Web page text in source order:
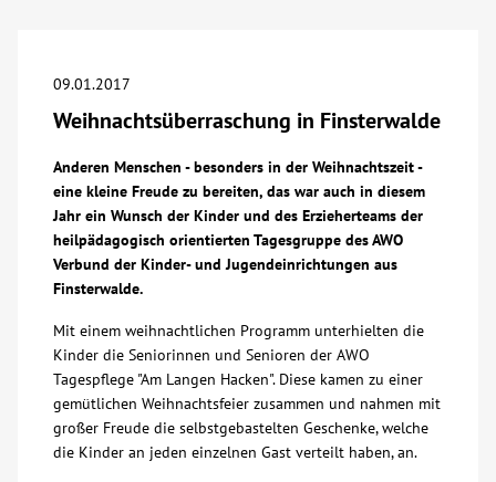
Begegnung
Bildung
Über uns
Veranstaltungen
Spenden
Mitmachen
09.01.2017
Weihnachtsüberraschung in Finsterwalde
Anderen Menschen - besonders in der Weihnachtszeit -
eine kleine Freude zu bereiten, das war auch in diesem
Jahr ein Wunsch der Kinder und des Erzieherteams der
heilpädagogisch orientierten Tagesgruppe des AWO
Verbund der Kinder- und Jugendeinrichtungen aus
Finsterwalde.
Mit einem weihnachtlichen Programm unterhielten die
Kinder die Seniorinnen und Senioren der AWO
Tagespflege "Am Langen Hacken". Diese kamen zu einer
gemütlichen Weihnachtsfeier zusammen und nahmen mit
großer Freude die selbstgebastelten Geschenke, welche
die Kinder an jeden einzelnen Gast verteilt haben, an.